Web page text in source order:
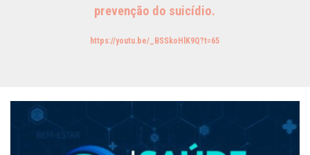
prevenção do suicídio.
https://youtu.be/_BSSkoHlK9Q?t=65